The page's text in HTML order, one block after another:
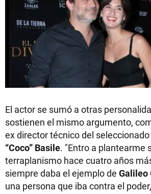
El actor se sumó a otras
sostienen el mismo argumento,
ex director técnico del
“Coco” Basile. "Entro a plantearme
terraplanismo hace cuatro años
siempre daba el ejemplo de Galileo
una persona que iba contra el